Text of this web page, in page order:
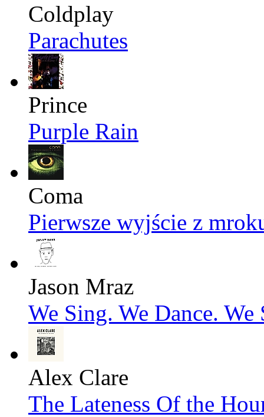
Coldplay
Parachutes
Prince
Purple Rain
Coma
Pierwsze wyjście z
Jason Mraz
We Sing. We Dance. We
Alex Clare
The Lateness Of the